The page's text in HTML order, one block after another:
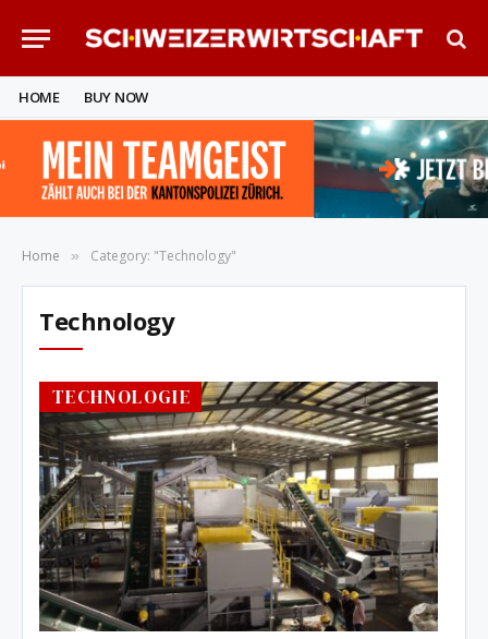
HOME BUY NOW
Home » Category: "Technology"
Technology
TECHNOLOGIE